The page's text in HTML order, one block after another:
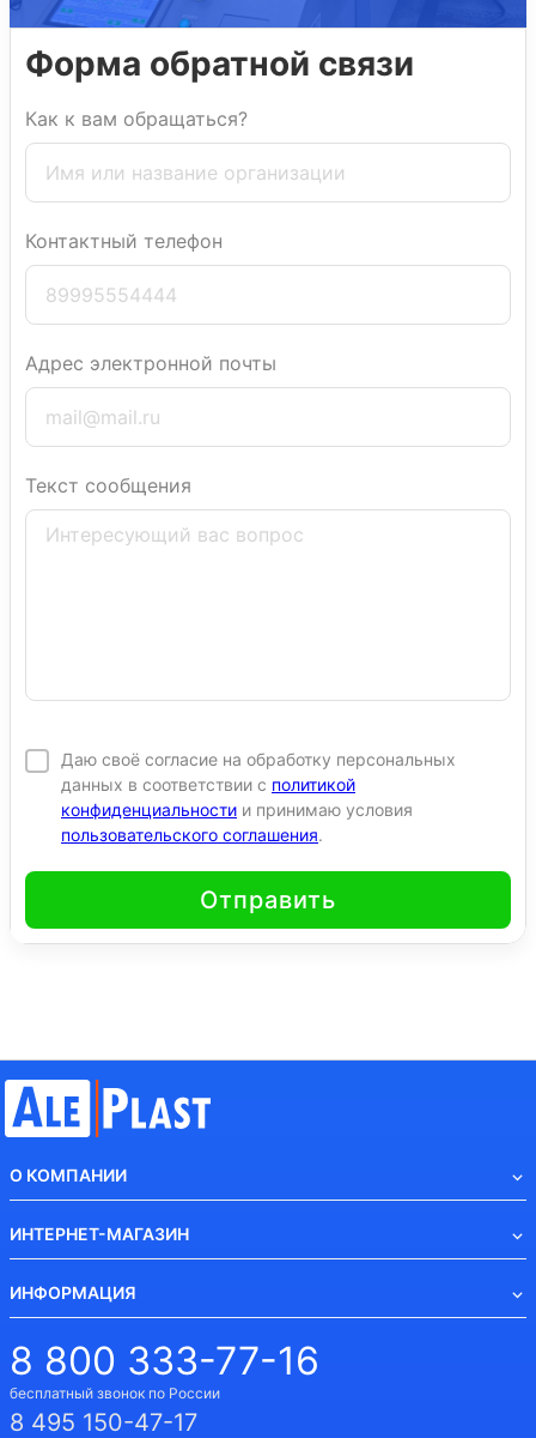
Форма обратной связи
Как к вам обращаться?
Контактный телефон
Адрес электронной почты
Текст сообщения
Даю своё согласие на обработку персональных
данных в соответствии с политикой
конфиденциальности и принимаю условия
пользовательского соглашения.
Отправить
О КОМПАНИИ
ИНТЕРНЕТ-МАГАЗИН
ИНФОРМАЦИЯ
8 800 333-77-16
бесплатный звонок по России
8 495 150-47-17